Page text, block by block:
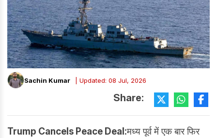
Sachin Kumar | Updated: 08 Jul, 2026
Share:
Trump Cancels Peace Deal:मध्य पूर्व में एक बार फिर